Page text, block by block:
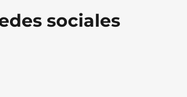
sociales